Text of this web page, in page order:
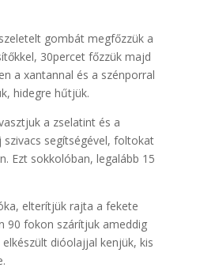
gombát megfőzzük a
30percet főzzük majd
a xantannal és a szénporral
hidegre hűtjük.
a zselatint és a
segítségével, foltokat
Ezt sokkolóban, legalább 15
elterítjük rajta a fekete
90 fokon szárítjuk ameddig
dióolajjal kenjük, kis